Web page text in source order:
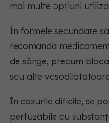
mai multe opțiuni
În formele secundare
recomanda
de sânge, precum
sau alte
În cazurile dificile, se
perfuzabile cu